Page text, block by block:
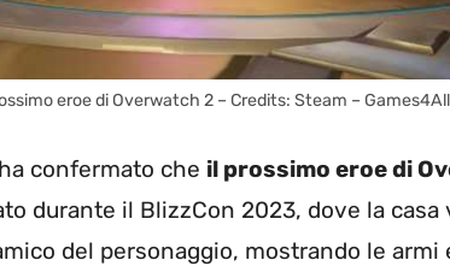
eroe di Overwatch 2 – Credits: Steam –
confermato che il prossimo eroe di
durante il BlizzCon 2023, dove la
del personaggio, mostrando le armi